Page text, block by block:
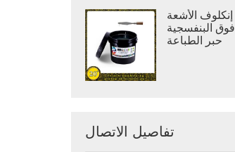
إنكلوف الأشعة
فوق البنفسجية
حبر الطباعة
تفاصيل الاتصال